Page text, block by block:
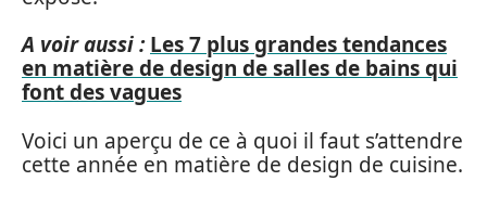
A voir aussi : Les 7 plus grandes tendances
en matière de design de salles de bains qui
font des vagues
Voici un aperçu de ce à quoi il faut s’attendre
cette année en matière de design de cuisine.